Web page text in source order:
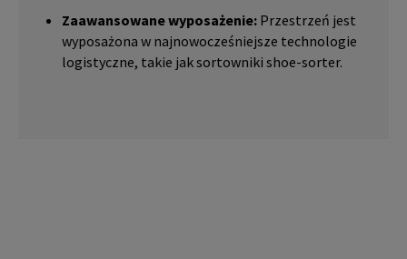
Zaawansowane wyposażenie: Przestrzeń jest
wyposażona w najnowocześniejsze technologie
logistyczne, takie jak sortowniki shoe-sorter.